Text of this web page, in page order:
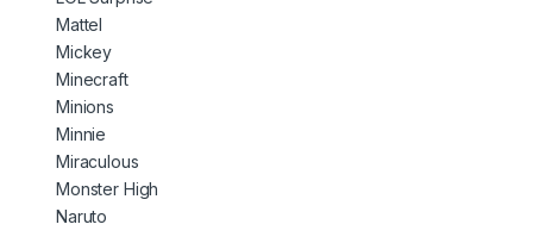
Mattel
Mickey
Minecraft
Minions
Minnie
Miraculous
Monster High
Naruto